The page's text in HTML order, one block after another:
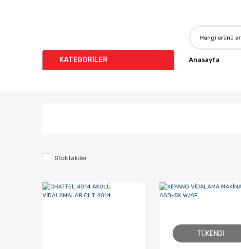
KATEGORİLER Anasayfa
Stoktakiler
TÜKENDI